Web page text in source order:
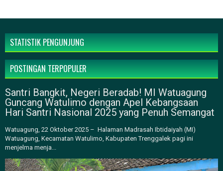
STATISTIK PENGUNJUNG
POSTINGAN TERPOPULER
Santri Bangkit, Negeri Beradab! MI Watuagung
Guncang Watulimo dengan Apel Kebangsaan
Hari Santri Nasional 2025 yang Penuh Semangat
Watuagung, 22 Oktober 2025 – Halaman Madrasah Ibtidaiyah (MI)
Watuagung, Kecamatan Watulimo, Kabupaten Trenggalek pagi ini
menjelma menja...